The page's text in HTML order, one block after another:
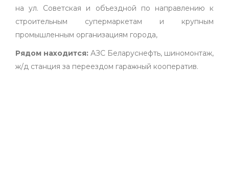
на ул. Советская и объездной по направлению к
строительным супермаркетам и крупным
промышленным организациям города,
Рядом находится: АЗС Беларуснефть, шиномонтаж,
ж/д станция за переездом гаражный кооператив.